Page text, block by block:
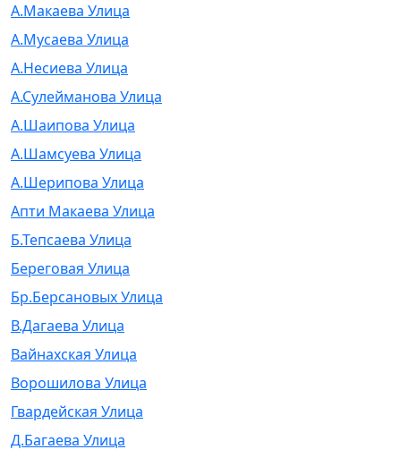
А.Макаева Улица
А.Мусаева Улица
А.Несиева Улица
А.Сулейманова Улица
А.Шаипова Улица
А.Шамсуева Улица
А.Шерипова Улица
Апти Макаева Улица
Б.Тепсаева Улица
Береговая Улица
Бр.Берсановых Улица
В.Дагаева Улица
Вайнахская Улица
Ворошилова Улица
Гвардейская Улица
Д.Багаева Улица